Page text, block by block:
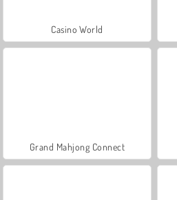
Casino World
Grand Mahjong Connect